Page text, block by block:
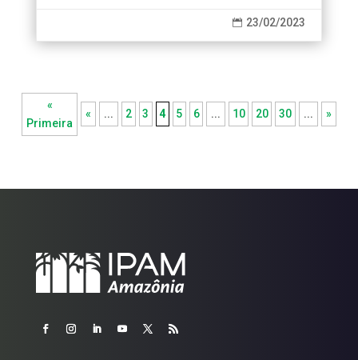
 23/02/2023
«
Primeira
« ... 2 3 4 5 6 ... 10 20 30 ... »